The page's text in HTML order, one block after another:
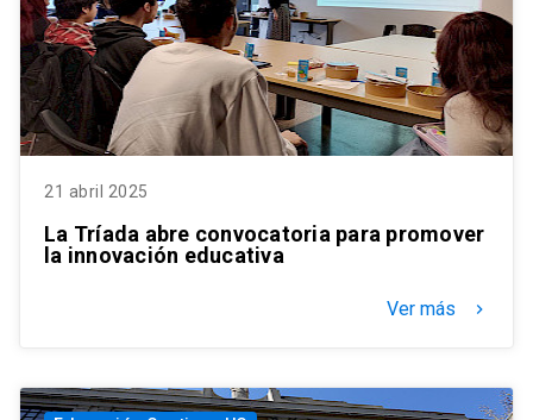
21 abril 2025
La Tríada abre convocatoria para promover
la innovación educativa
Ver más keyboard_arrow_right